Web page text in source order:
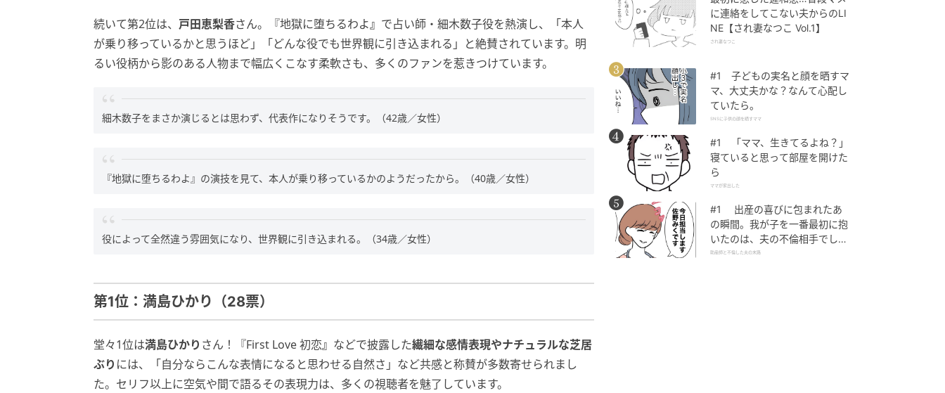
続いて第2位は、 戸田恵梨香さん。『地獄に堕ちるわよ』 で占い師・細木数子役を熱演し、「本人
が乗り移っているかと思うほど」「どんな役でも世界観に引き込まれる」と絶賛されています。明
るい役柄から影のある人物まで幅広くこなす柔軟さも、多くのファンを惹きつけています。
細木数子をまさか演じるとは思わず、代表作になりそうです。（42歳／女性）
『地獄に堕ちるわよ』の演技を見て、本人が乗り移っているかのようだったから。（40歳／女性）
役によって全然違う雰囲気になり、世界観に引き込まれる。（34歳／女性）
第1位：満島ひかり（28票）
堂々1位は満島ひかり さん！『First Love 初恋』 などで披露した繊細な感情表現やナチュラルな芝居
ぶり には、「自分ならこんな表情になると思わせる自然さ」など共感と称賛が多数寄せられまし
た。セリフ以上に空気や間で語るその表現力は、多くの視聴者を魅了しています。
に連絡をしてこない夫からのLI
NE【され妻なつこ Vol.1】
され妻なつこ
#1 子どもの実名と顔を晒すマ
マ、大丈夫かな？なんて心配し
ていたら。
SNSに子供の顔を晒すママ
#1 「ママ、生きてるよね？」
寝ていると思って部屋を開けた
ら
ママが家出した
#1 出産の喜びに包まれたあ
の瞬間。我が子を一番最初に抱
いたのは、夫の不倫相手でし
た。
助産師と不倫した夫の末路